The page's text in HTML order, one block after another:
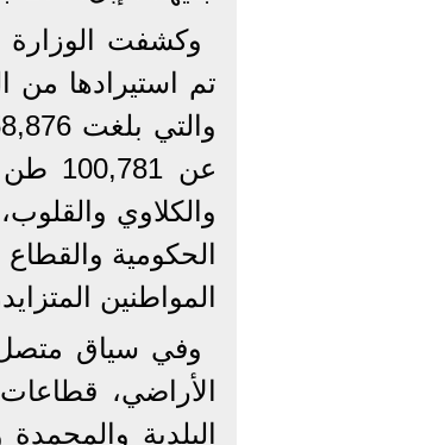
وكشفت الوزارة
تم استيرادها من
والكلاوي
الحكومية
المواطنين
وفي سياق
الأراضي،